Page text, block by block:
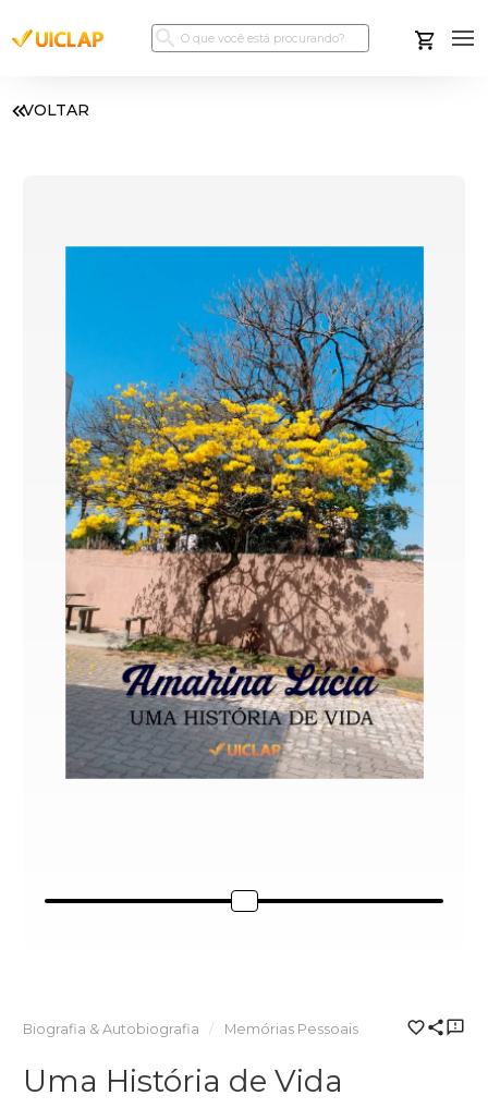
VOLTAR
Biografia & Autobiografia Memórias Pessoais
Uma História de Vida